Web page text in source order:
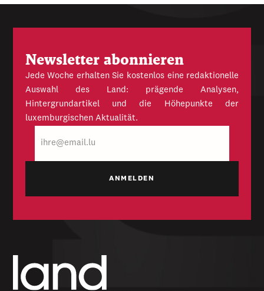
Newsletter abonnieren
Jede Woche erhalten Sie kostenlos eine redaktionelle
Auswahl des Land: prägende Analysen,
Hintergrundartikel und die Höhepunkte der
luxemburgischen Aktualität.
Mail